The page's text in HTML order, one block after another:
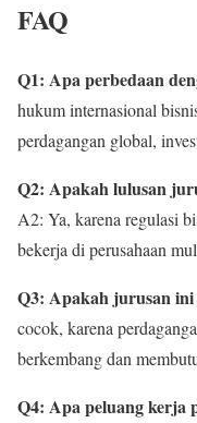
FAQ
Q1: Apa perbedaan
hukum internasional
perdagangan global,
Q2: Apakah lulusan
A2: Ya, karena regulasi
bekerja di perusahaan
Q3: Apakah jurusan
cocok, karena
berkembang dan
Q4: Apa peluang kerja